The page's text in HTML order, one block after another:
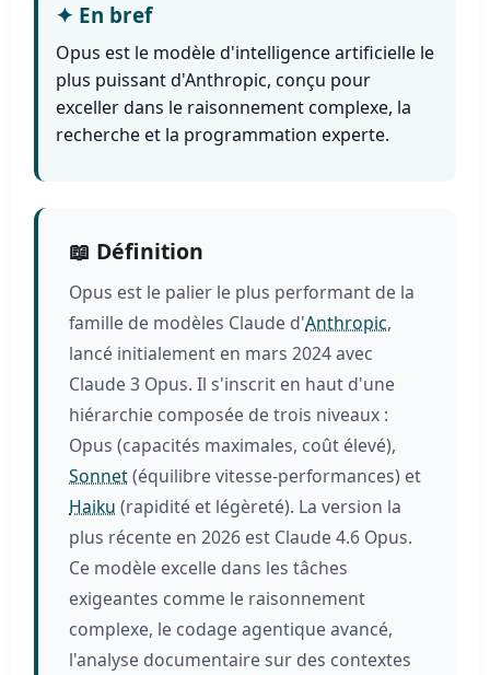
✦ En bref
Opus est le modèle d'intelligence artificielle le
plus puissant d'Anthropic, conçu pour
exceller dans le raisonnement complexe, la
recherche et la programmation experte.
📖 Définition
Opus est le palier le plus performant de la
famille de modèles Claude d'Anthropic,
lancé initialement en mars 2024 avec
Claude 3 Opus. Il s'inscrit en haut d'une
hiérarchie composée de trois niveaux :
Opus (capacités maximales, coût élevé),
Sonnet(équilibre vitesse-performances) et
Haiku (rapidité et légèreté). La version la
plus récente en 2026 est Claude 4.6 Opus.
Ce modèle excelle dans les tâches
exigeantes comme le raisonnement
complexe, le codage agentique avancé,
l'analyse documentaire sur des contextes